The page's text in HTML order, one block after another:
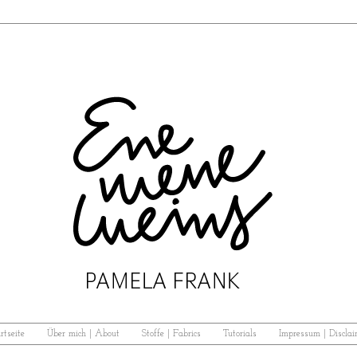
Über mich | About Stoffe | Fabrics Tutorials Impressum |